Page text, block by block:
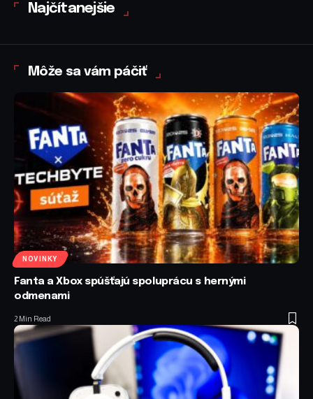
Najčítanejšie
Môže sa vám páčiť
NOVINKY
Fanta a Xbox spúšťajú spoluprácu s hernými
odmenami
2 Min Read